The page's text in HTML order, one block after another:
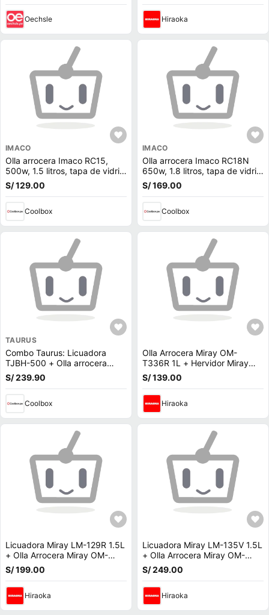
Oechsle Hiraoka
IMACO
Olla arrocera Imaco RC15,
500w, 1.5 litros, tapa de vidrio,
blanco
S/ 129.00
Coolbox
IMACO
Olla arrocera Imaco RC18N
650w, 1.8 litros, tapa de vidrio,
negro
S/ 169.00
Coolbox
TAURUS
Combo Taurus: Licuadora
TJBH-500 + Olla arrocera
CRC-18
S/ 239.90
Coolbox
Olla Arrocera Miray OM-
T336R 1L + Hervidor Miray
HM-873R 1.8L + Taza Térmica
Miray TATM-A600C 600ml +
Bolso Miray BMM-74
S/ 139.00
Hiraoka
Licuadora Miray LM-129R 1.5L
+ Olla Arrocera Miray OM-
T337R 1.5L + Hervidor Miray
HM-873R 1.8L + Bolso Miray
BMM-74
S/ 199.00
Hiraoka
Licuadora Miray LM-135V 1.5L
+ Olla Arrocera Miray OM-
T342 1.8L + Taza Térmica
Miray TATM-A600N 600ml +
Bolso Miray BMM-74
S/ 249.00
Hiraoka